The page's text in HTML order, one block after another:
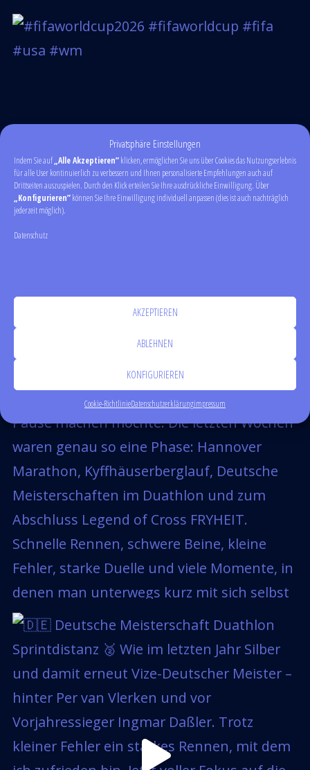
Privatsphäre Einstellungen
Indem Sie auf„Alle Akzeptieren”klicken, ermöglichen Sie uns über Cookies das Nutzungserlebnis
für alle User kontinuierlich zu verbessern und Ihnen personalisierte Empfehlungen auch auf
Drittseiten auszuspielen. Durch den Klick erteilen Sie Ihre ausdrückliche Einwilligung. Über
„Konfigurieren”können Sie Ihre Einwilligung individuell anpassen (dies ist auch nachträglich
jederzeit möglich).
Datenschutz
AKZEPTIEREN
ABLEHNEN
KONFIGURIEREN
Cookie-RichtlinieDatenschutzerklärungimpressum